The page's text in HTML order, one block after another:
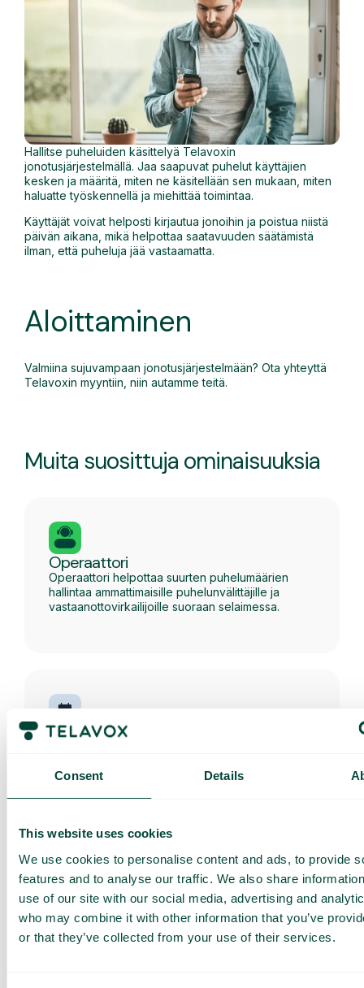
Consent Details
This website uses cookies
We use cookies to personalise content and ads, to provide
features and to analyse our traffic. We also share
use of our site with our social media, advertising and
who may combine it with other information that you’ve
or that they’ve collected from your use of their services.
Hallitse puheluiden käsittelyä Telavoxin
jonotusjärjestelmällä. Jaa saapuvat puhelut käyttäjien
kesken ja määritä, miten ne käsitellään sen mukaan, miten
haluatte työskennellä ja miehittää toimintaa.
Käyttäjät voivat helposti kirjautua jonoihin ja poistua niistä
päivän aikana, mikä helpottaa saatavuuden säätämistä
ilman, että puheluja jää vastaamatta.
Aloittaminen
Valmiina sujuvampaan jonotusjärjestelmään? Ota yhteyttä
Telavoxin myyntiin, niin autamme teitä.
Muita suosittuja ominaisuuksia
Operaattori
Operaattori helpottaa suurten puhelumäärien
hallintaa ammattimaisille puhelunvälittäjille ja
vastaanottovirkailijoille suoraan selaimessa.
Tapahtumien ja juhlapyhien aikataulu
erityispäivinä. Aukioloajat, viestit ja puheluvirrat
SMS soittajalle
Tee asiakkaiden informoimisesta helppoa
tekstiviestien avulla ennen, aikana tai jälkeen